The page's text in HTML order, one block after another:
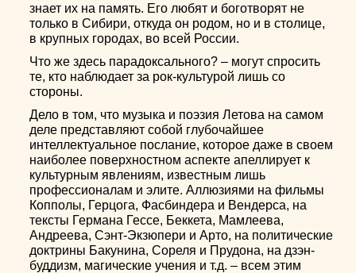
знает их на память. Его любят и боготворят не
только в Сибири, откуда он родом, но и в столице,
в крупных городах, во всей России.
Что же здесь парадоксального? – могут спросить
те, кто наблюдает за рок-культурой лишь со
стороны.
Дело в том, что музыка и поэзия Летова на самом
деле представляют собой глубочайшее
интеллектуальное послание, которое даже в своем
наиболее поверхностном аспекте апеллирует к
культурным явлениям, известным лишь
профессионалам и элите. Аллюзиями на фильмы
Копполы, Герцога, Фасбиндера и Вендерса, на
тексты Германа Гессе, Беккета, Мамлеева,
Андреева, Сэнт-Экзюпери и Арто, на политические
доктрины Бакунина, Сореля и Прудона, на дзэн-
буддизм, магические учения и т.д. – всем этим